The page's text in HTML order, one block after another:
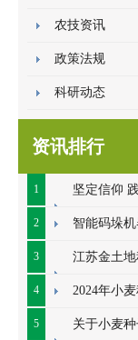
农技资讯
政策法规
科研动态
资讯排行
1 坚定信仰
日系列活动顺利
2 智能码垛
3 江苏金土地
点龙头企业
4 2024年小
5 关于小麦